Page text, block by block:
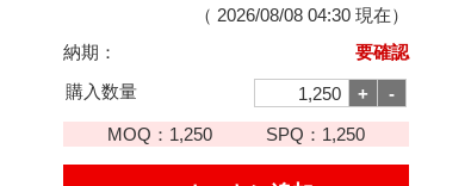
（ 2026/08/08 04:30 現在）
納期：
要確認
購入数量
MOQ： 1,250 SPQ： 1,250